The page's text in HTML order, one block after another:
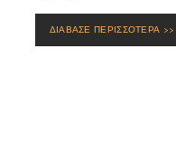
ΔΙΑΒΑΣΕ ΠΕΡΙΣΣΟΤΕΡΑ >>